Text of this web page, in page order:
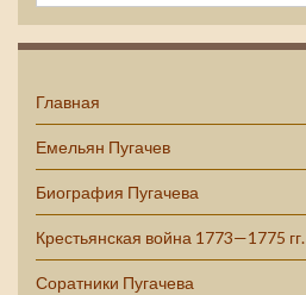
Емельян Пугачев
Главная
Емельян Пугачев
Биография Пугачева
Крестьянская война 1773—1775 гг.
Соратники Пугачева